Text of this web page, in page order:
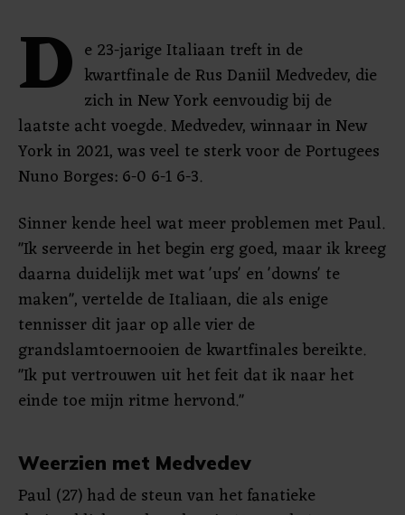
D e 23-jarige Italiaan treft in de
kwartfinale de Rus Daniil Medvedev, die
zich in New York eenvoudig bij de
laatste acht voegde. Medvedev, winnaar in New
York in 2021, was veel te sterk voor de Portugees
Nuno Borges: 6-0 6-1 6-3.
Sinner kende heel wat meer problemen met Paul.
"Ik serveerde in het begin erg goed, maar ik kreeg
daarna duidelijk met wat 'ups' en 'downs' te
maken", vertelde de Italiaan, die als enige
tennisser dit jaar op alle vier de
grandslamtoernooien de kwartfinales bereikte.
"Ik put vertrouwen uit het feit dat ik naar het
einde toe mijn ritme hervond."
Weerzien met Medvedev
Paul (27) had de steun van het fanatieke